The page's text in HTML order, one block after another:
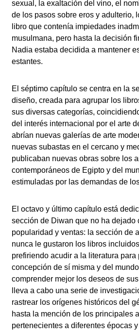
sexual, la exaltación del vino, el
de los pasos sobre eros y adulterio,
libro que contenía impiedades
musulmana, pero hasta la decisión
Nadia estaba decidida a mantener
estantes.
El séptimo capítulo se centra en la
diseño, creada para agrupar los
sus diversas categorías,
del interés internacional por el arte
abrían nuevas galerías de arte
nuevas subastas en el cercano y
publicaban nuevas obras sobre los
contemporáneos de Egipto y del
estimuladas por las demandas de
El octavo y último capítulo está
sección de Diwan que no ha dejado
popularidad y ventas: la sección de
nunca le gustaron los libros
prefiriendo acudir a la literatura para
concepción de sí misma y del
comprender mejor los deseos de
lleva a cabo una serie de
rastrear los orígenes históricos del
hasta la mención de los principales
pertenecientes a diferentes épocas